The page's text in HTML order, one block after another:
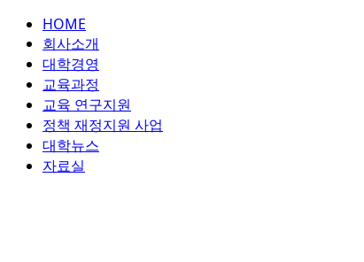
HOME
회사소개
대학경영
교육과정
교육 연구지원
정책 재정지원 사업
대학뉴스
자료실